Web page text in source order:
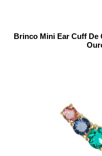
Brinco Mini Ear Cuff